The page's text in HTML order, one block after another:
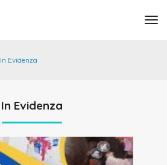
In Evidenza
In Evidenza